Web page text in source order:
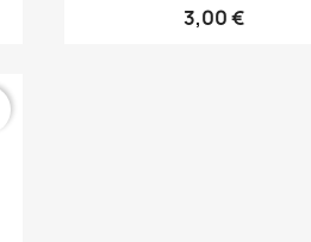
3,00 €